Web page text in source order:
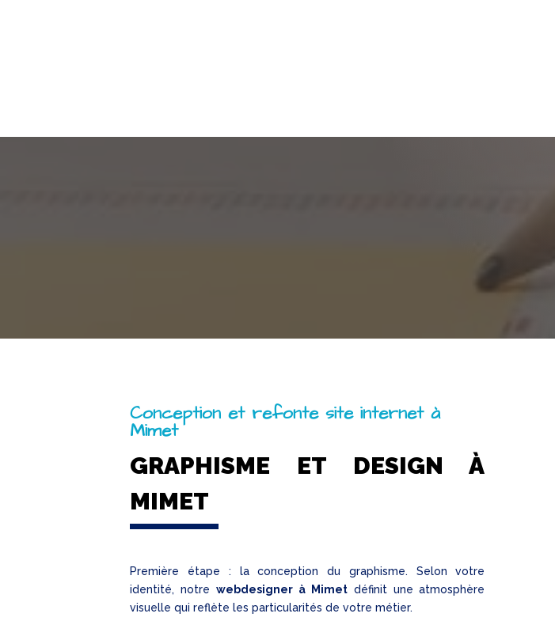
Conception et refonte site internet à
Mimet
GRAPHISME ET DESIGN À
MIMET
Première étape : la conception du graphisme. Selon votre
identité, notrewebdesigner à Mimetdéfinit une atmosphère
visuelle qui reflète les particularités de votre métier.